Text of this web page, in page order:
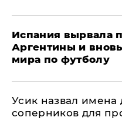
Испания вырвала
Аргентины и
мира по футболу
Усик назвал имена
соперников для